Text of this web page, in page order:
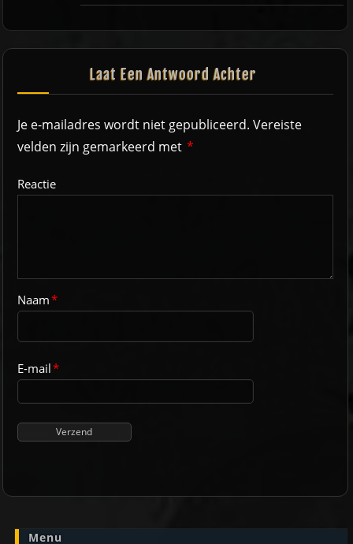
Laat Een Antwoord Achter
Je e-mailadres wordt niet gepubliceerd. Vereiste
velden zijn gemarkeerd met *
Reactie
Naam*
E-mail*
Menu